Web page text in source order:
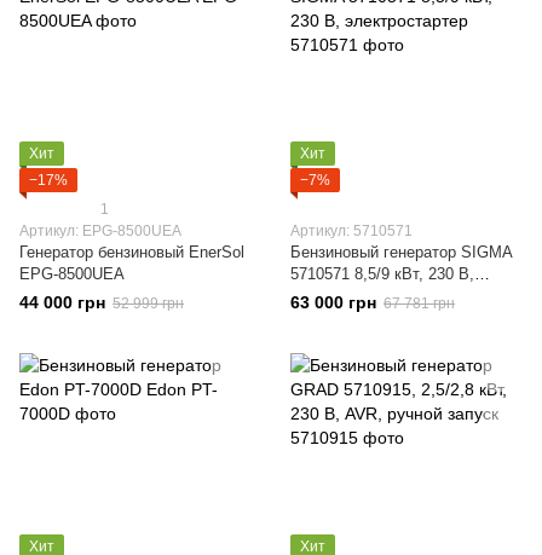
Хит
−17%
1
Артикул: EPG-8500UEA
Генератор бензиновый EnerSol
EPG-8500UEA
44 000 грн 52 999 грн
Хит
−7%
Артикул: 5710571
Бензиновый генератор SIGMA
5710571 8,5/9 кВт, 230 В,
электростартер
63 000 грн 67 781 грн
Хит
Хит